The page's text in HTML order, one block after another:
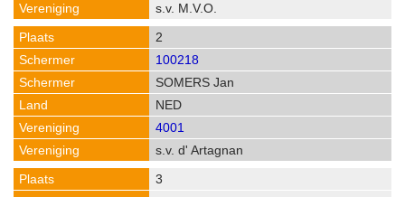
s.v. M.V.O.
2
100218
SOMERS Jan
NED
4001
s.v. d' Artagnan
3